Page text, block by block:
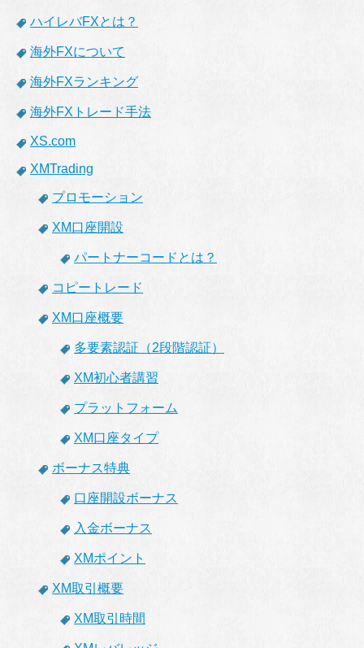
ハイレバFXとは？
海外FXについて
海外FXランキング
海外FXトレード手法
XS.com
XMTrading
プロモーション
XM口座開設
パートナーコードとは？
コピートレード
XM口座概要
多要素認証（2段階認証）
XM初心者講習
プラットフォーム
XM口座タイプ
ボーナス特典
口座開設ボーナス
入金ボーナス
XMポイント
XM取引概要
XM取引時間